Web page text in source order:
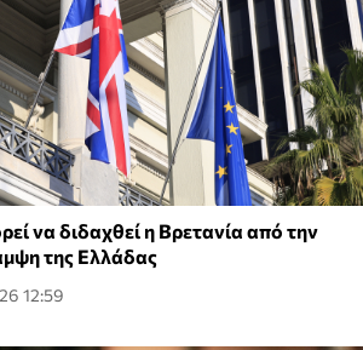
να διδαχθεί η Βρετανία από την
της Ελλάδας
12:59